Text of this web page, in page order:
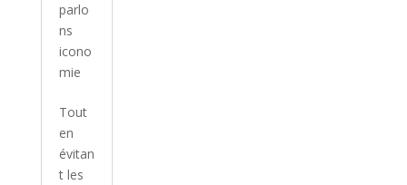
parlo
ns
icono
mie
Tout
en
évitan
t les